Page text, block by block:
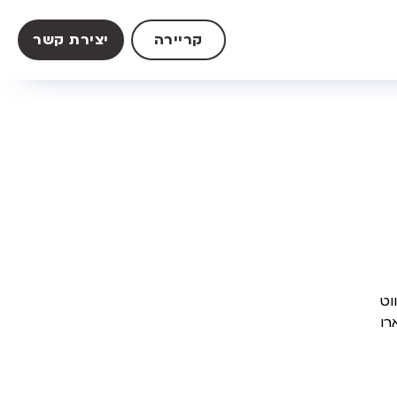
קריירה יצירת קשר
אנו עושים שימוש באמצעי מעקב טכנולוגיים כגון קבצי קוקיות ((Cookies) כדי לאסוף מידע באופן אוטומטי בזמן שאתה מנווט